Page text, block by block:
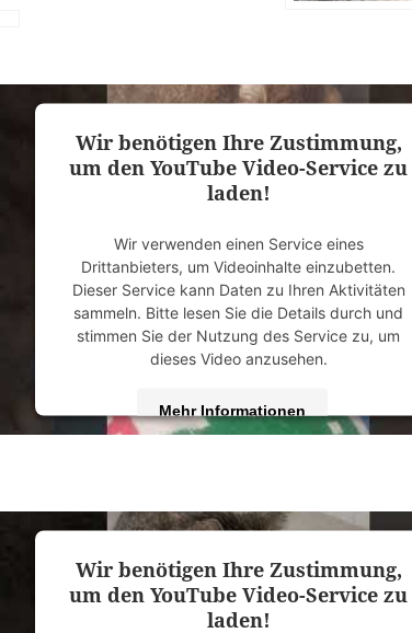
Wir benötigen Ihre Zustimmung,
um den YouTube Video-Service zu
laden!
Wir verwenden einen Service eines
Drittanbieters, um Videoinhalte einzubetten.
Dieser Service kann Daten zu Ihren Aktivitäten
sammeln. Bitte lesen Sie die Details durch und
stimmen Sie der Nutzung des Service zu, um
dieses Video anzusehen.
Mehr Informationen
powered byUsercentrics Consent Management
Platform&eRecht24
Wir benötigen Ihre Zustimmung,
um den YouTube Video-Service zu
laden!